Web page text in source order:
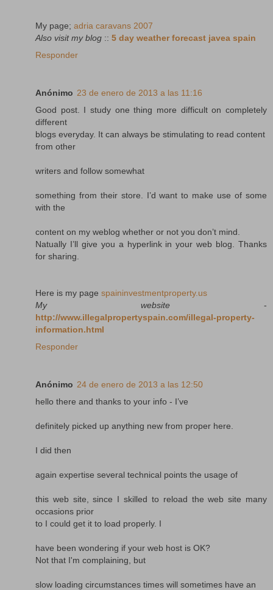
My page; adria caravans 2007
Also visit my blog :: 5 day weather forecast javea spain
Responder
Anónimo 23 de enero de 2013 a las 11:16
Good post. I study one thing more difficult on completely
different
blogs everyday. It can always be stimulating to read content
from other
writers and follow somewhat
something from their store. I’d want to make use of some
with the
content on my weblog whether or not you don’t mind.
Natually I’ll give you a hyperlink in your web blog. Thanks
for sharing.
Here is my page spaininvestmentproperty.us
My website -
http://www.illegalpropertyspain.com/illegal-property-
information.html
Responder
Anónimo 24 de enero de 2013 a las 12:50
hello there and thanks to your info - I’ve
definitely picked up anything new from proper here.
I did then
again expertise several technical points the usage of
this web site, since I skilled to reload the web site many
occasions prior
to I could get it to load properly. I
have been wondering if your web host is OK?
Not that I'm complaining, but
slow loading circumstances times will sometimes have an